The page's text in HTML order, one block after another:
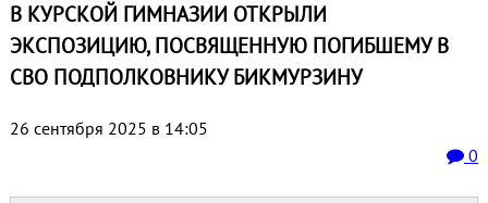
В КУРСКОЙ ГИМНАЗИИ ОТКРЫЛИ
ЭКСПОЗИЦИЮ, ПОСВЯЩЕННУЮ ПОГИБШЕМУ В
СВО ПОДПОЛКОВНИКУ БИКМУРЗИНУ
26 сентября 2025 в 14:05
0